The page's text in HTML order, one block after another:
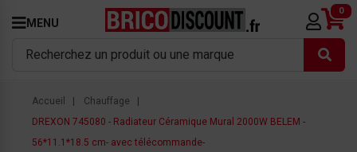
MENU
0
Accueil
Chauffage
DREXON 745080 - Radiateur Céramique Mural 2000W BELEM -
56*11.1*18.5 cm- avec télécommande-